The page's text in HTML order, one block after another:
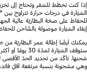
إذا كنت تخطّط للسّفر وتحتاج إلى
للحفاظ على صحّة البطّاريّة عالية
إبقاء السّيّارة موصولة بالشّاحن
ستوقف
وهي مشحونة بنسبة مرتفعة أقلّ